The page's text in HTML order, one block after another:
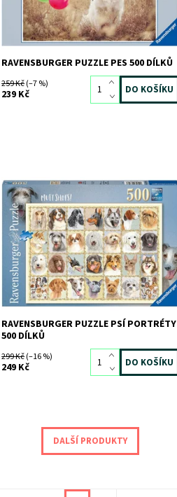
RAVENSBURGER PUZZLE PES 500 DÍLKŮ
259 Kč(–7 %)
239 Kč
Dostupnost: Skladem2 ks
Kód:
8533
Značka:
RAVENSBURGER
RAVENSBURGER PUZZLE PSÍ PORTRÉTY
500 DÍLKŮ
299 Kč(–16 %)
249 Kč
DALŠÍ PRODUKTY